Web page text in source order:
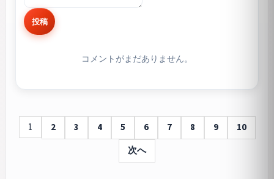
投稿
コメントがまだありません。
1 2 3 4 5 6 7 8 9
10
次へ